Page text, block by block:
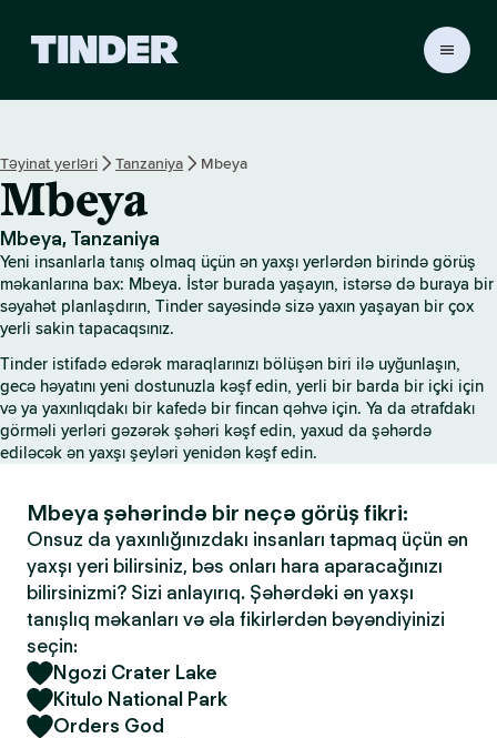
r
e
Təyinat yerləri Tanzaniya Mbeya
Mbeya
Mbeya, Tanzaniya
Yeni insanlarla tanış olmaq üçün ən yaxşı yerlərdən birində görüş
məkanlarına bax: Mbeya. İstər burada yaşayın, istərsə də buraya bir
səyahət planlaşdırın, Tinder sayəsində sizə yaxın yaşayan bir çox
yerli sakin tapacaqsınız.
Tinder istifadə edərək maraqlarınızı bölüşən biri ilə uyğunlaşın,
gecə həyatını yeni dostunuzla kəşf edin, yerli bir barda bir içki için
və ya yaxınlıqdakı bir kafedə bir fincan qəhvə için. Ya da ətrafdakı
görməli yerləri gəzərək şəhəri kəşf edin, yaxud da şəhərdə
ediləcək ən yaxşı şeyləri yenidən kəşf edin.
Mbeya şəhərində bir neçə görüş fikri:
Onsuz da yaxınlığınızdakı insanları tapmaq üçün ən
yaxşı yeri bilirsiniz, bəs onları hara aparacağınızı
bilirsinizmi? Sizi anlayırıq. Şəhərdəki ən yaxşı
tanışlıq məkanları və əla fikirlərdən bəyəndiyinizi
seçin:
Ngozi Crater Lake
Kitulo National Park
Orders God